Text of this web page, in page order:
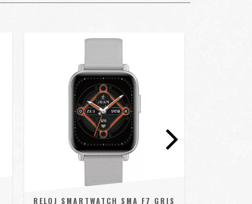
RELOJ SMARTWATCH SMA F7 GRIS